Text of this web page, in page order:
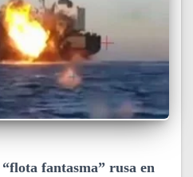
fantasma” rusa en